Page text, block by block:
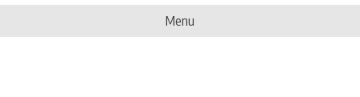
Menu